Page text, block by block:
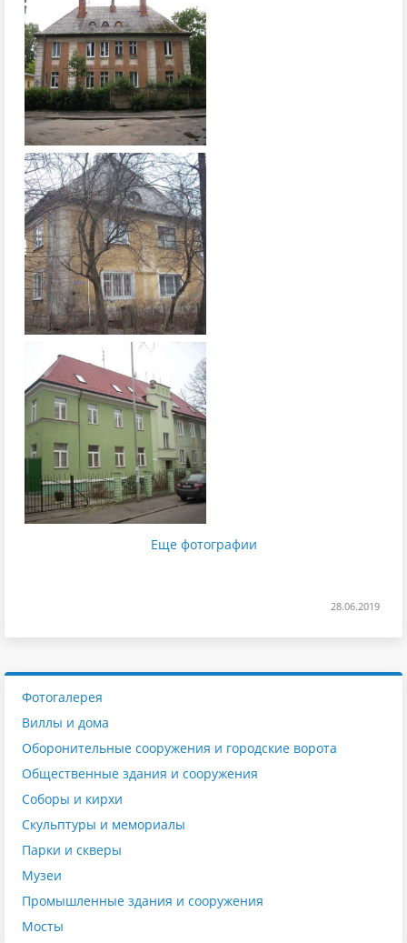
Еще фотографии
28.06.2019
Фотогалерея
Виллы и дома
Оборонительные сооружения и городские ворота
Общественные здания и сооружения
Соборы и кирхи
Скульптуры и мемориалы
Парки и скверы
Музеи
Промышленные здания и сооружения
Мосты